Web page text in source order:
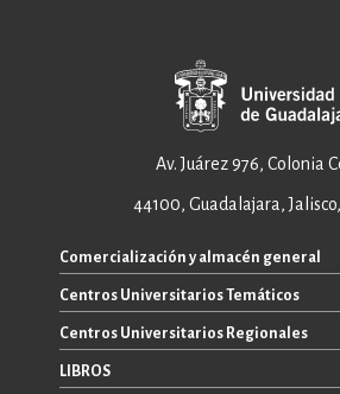
Av. Juárez 976, Colonia
44100, Guadalajara,
Comercialización y almacén general
+52 33 3640 6326
+52 33 3640 4595
ventas@editorial.udg.mx
Centros Universitarios Temáticos
CUAAD
CUCEA
Centros Universitarios Regionales
CUALTOS
LIBROS